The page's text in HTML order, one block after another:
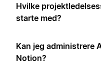
Hvilke
starte med?
Kan jeg administrere
Notion?